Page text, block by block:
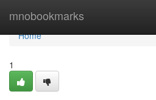
mnobookmarks
Home
Home
1